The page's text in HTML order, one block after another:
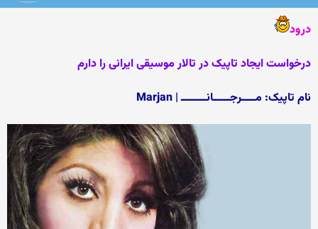
درود
درخواست ایجاد تاپیک در تالار موسیقی ایرانی را دارم
نام تاپیک: مـــــرجــــــانـــــــــ | Marjan